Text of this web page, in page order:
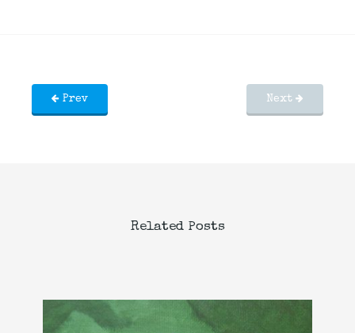
Prev Next
Related Posts